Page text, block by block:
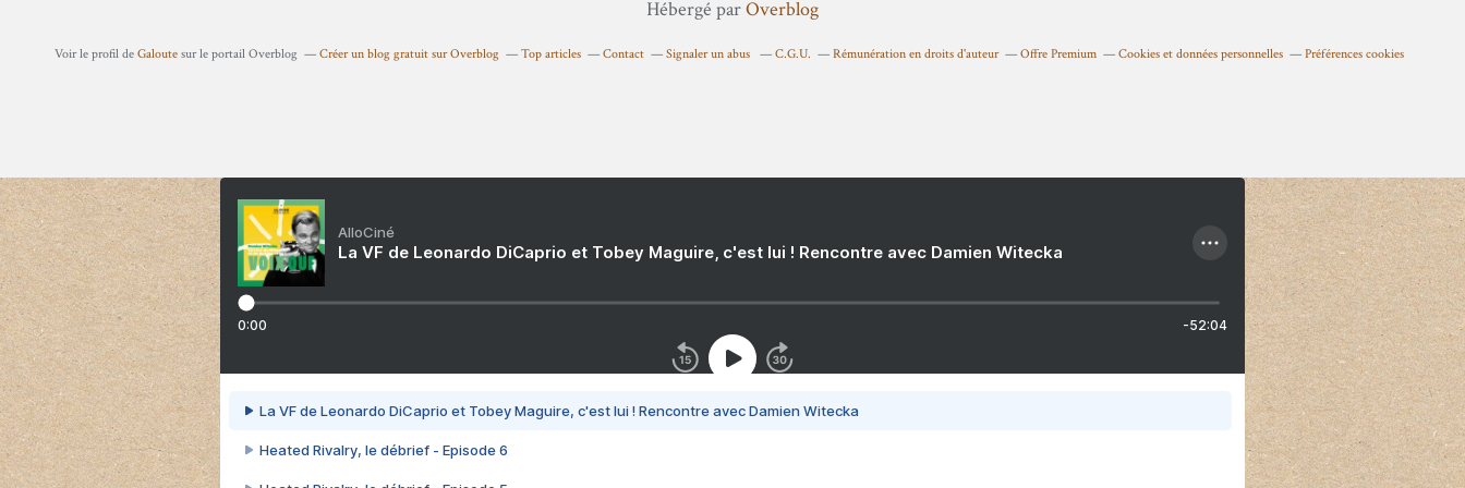
Hébergé parOverblog
Voir le profil de Galoute sur le portail Overblog Créer un blog gratuit sur Overblog Top articles Contact Signaler un abus C.G.U. Rémunération en droits d'auteur Offre Premium Cookies et données personnelles Préférences cookies
AlloCiné
La VF de Leonardo DiCaprio et Tobey Maguire, c'est lui ! Rencontre avec Damien Witecka
0:00 -52:04
La VF de Leonardo DiCaprio et Tobey Maguire, c'est lui ! Rencontre avec Damien Witecka
Heated Rivalry, le débrief - Episode 6